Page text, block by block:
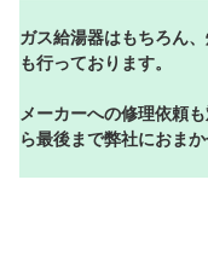
ガス給湯器はもちろん
も行っております。
メーカーへの修理依頼
ら最後まで弊社におまか